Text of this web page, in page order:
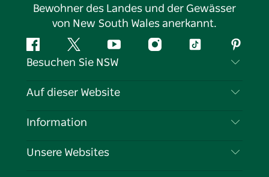
Bewohner des Landes und der Gewässer
von New South Wales anerkannt.
FacebookTwitter YouTubeInstagramTikTok
Besuchen Sie NSW
Kontaktieren Sie uns
Cookie-Hinweis
Auf dieser Website
Reiseziele
Information
Reiseinformationen
Unsere Websites